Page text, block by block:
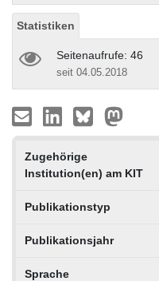
Statistiken
Seitenaufrufe: 46
seit 04.05.2018
Zugehörige
Institution(en) am KIT
Publikationstyp
Publikationsjahr
Sprache